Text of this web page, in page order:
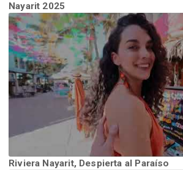
Nayarit 2025
Riviera Nayarit, Despierta al Paraíso